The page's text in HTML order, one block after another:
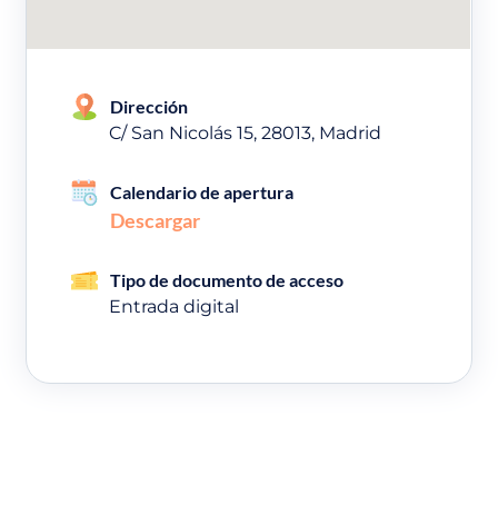
Dirección
C/ San Nicolás 15, 28013, Madrid
Calendario de apertura
Descargar
Tipo de documento de acceso
Entrada digital